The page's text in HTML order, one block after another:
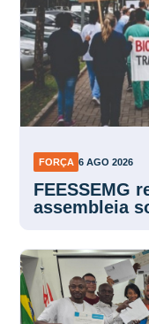
FORÇA 6 AGO 2026
FEESSEMG
assembleia